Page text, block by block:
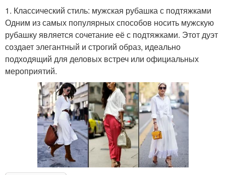
1. Классический стиль: мужская рубашка с подтяжками
Одним из самых популярных способов носить мужскую
рубашку является сочетание её с подтяжками. Этот дуэт
создает элегантный и строгий образ, идеально
подходящий для деловых встреч или официальных
мероприятий.